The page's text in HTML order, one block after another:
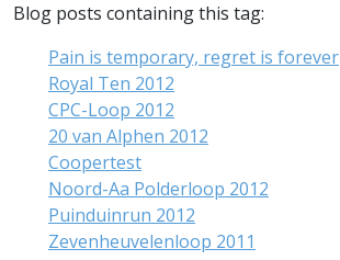
Blog posts containing this tag:
Pain is temporary, regret is forever
Royal Ten 2012
CPC-Loop 2012
20 van Alphen 2012
Coopertest
Noord-Aa Polderloop 2012
Puinduinrun 2012
Zevenheuvelenloop 2011